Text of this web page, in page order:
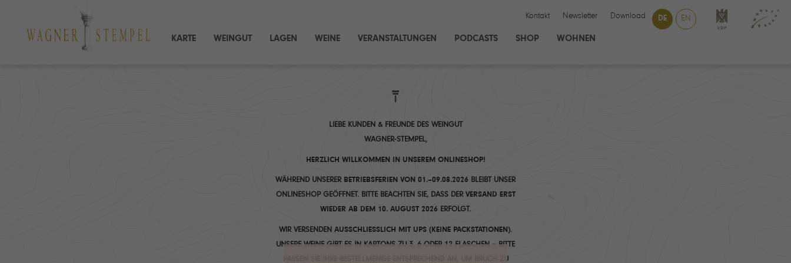
Kontakt Newsletter Download DE EN
KARTE WEINGUT LAGEN WEINE VERANSTALTUNGEN PODCASTS SHOP WOHNEN
LIEBE KUNDEN & FREUNDE DES WEINGUT
WAGNER-STEMPEL,
HERZLICH WILLKOMMEN IN UNSEREM ONLINESHOP!
WÄHREND UNSERERBETRIEBSFERIEN VON 01.–09.08.2026 BLEIBT UNSER
ONLINESHOP GEÖFFNET. BITTE BEACHTEN SIE, DASS DER VERSAND ERST
WIEDER AB DEM 10. AUGUST 2026 ERFOLGT.
WIR VERSENDEN AUSSCHLIESSLICH MIT UPS (KEINE PACKSTATIONEN) .
UNSERE WEINE GIBT ES IN KARTONS ZU 3, 6 ODER 12 FLASCHEN – BITTE
PASSEN SIE IHRE BESTELLMENGE ENTSPRECHEND AN, UM BRUCH ZU